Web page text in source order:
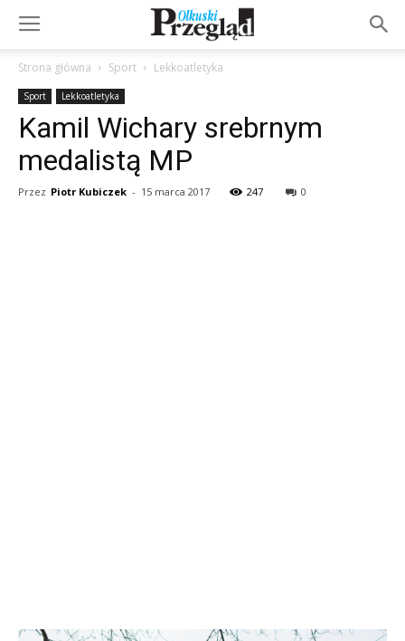
Strona główna Sport Lekkoatletyka
Sport Lekkoatletyka
Kamil Wichary srebrnym
medalistą MP
Przez Piotr Kubiczek - 15 marca 2017 247 0